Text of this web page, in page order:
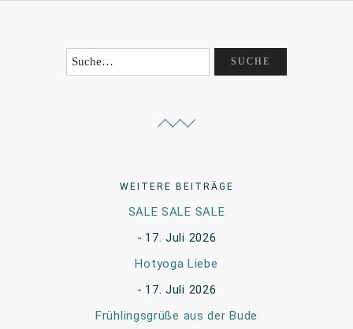
WEITERE BEITRÄGE
SALE SALE SALE
17. Juli 2026
Hotyoga Liebe
17. Juli 2026
Frühlingsgrüße aus der Bude